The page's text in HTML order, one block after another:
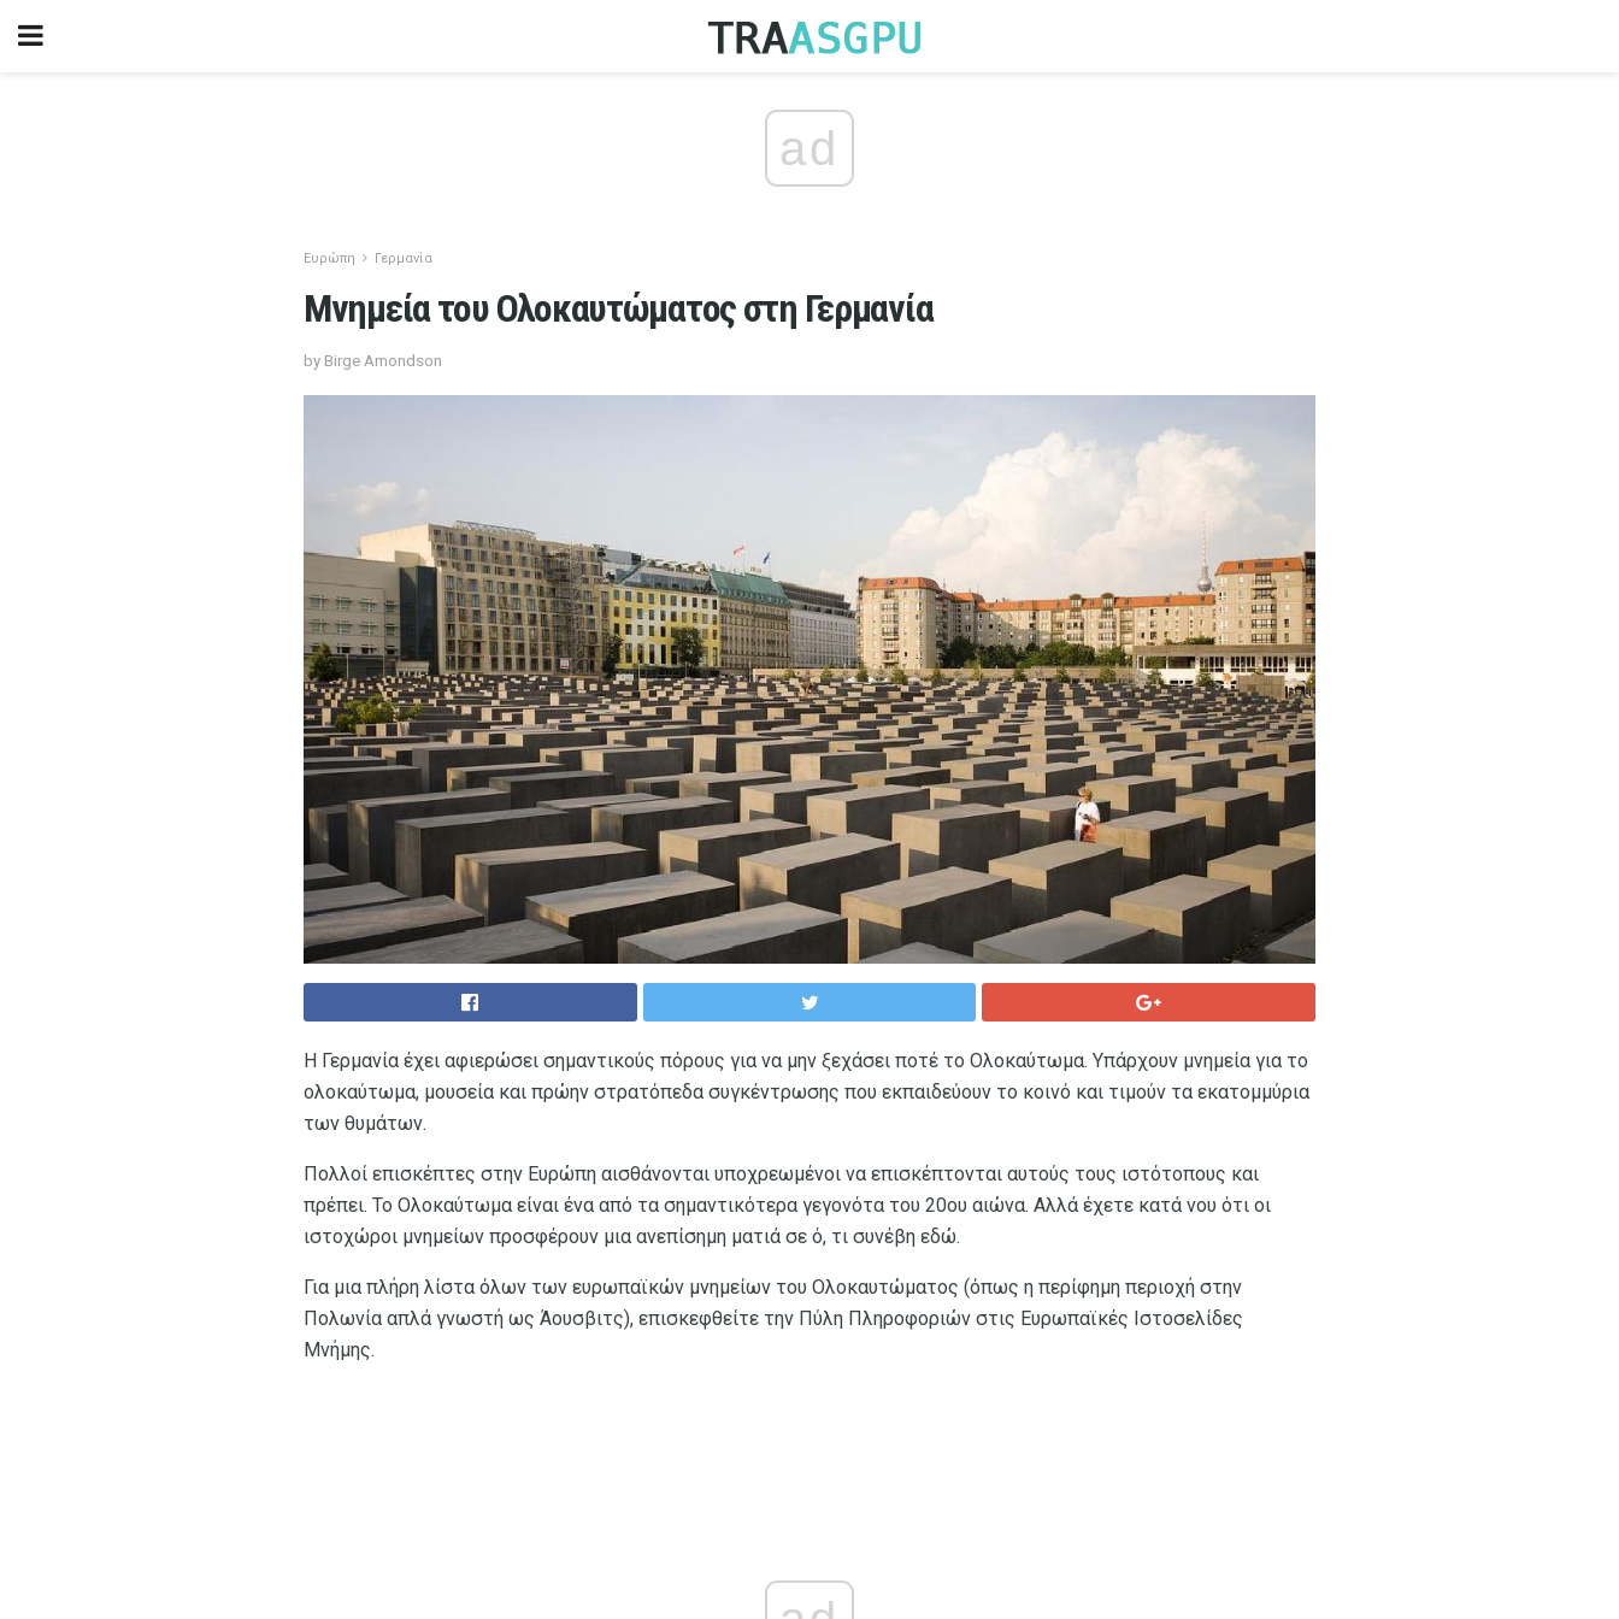
ad
Ευρώπη Γερμανία
Μνημεία του Ολοκαυτώματος στη Γερμανία
by Birge Amondson
Η Γερμανία έχει αφιερώσει σημαντικούς πόρους για να μην ξεχάσει ποτέ το Ολοκαύτωμα. Υπάρχουν μνημεία για το
ολοκαύτωμα, μουσεία και πρώην στρατόπεδα συγκέντρωσης που εκπαιδεύουν το κοινό και τιμούν τα εκατομμύρια
των θυμάτων.
Πολλοί επισκέπτες στην Ευρώπη αισθάνονται υποχρεωμένοι να επισκέπτονται αυτούς τους ιστότοπους και
πρέπει. Το Ολοκαύτωμα είναι ένα από τα σημαντικότερα γεγονότα του 20ου αιώνα. Αλλά έχετε κατά νου ότι οι
ιστοχώροι μνημείων προσφέρουν μια ανεπίσημη ματιά σε ό, τι συνέβη εδώ.
Για μια πλήρη λίστα όλων των ευρωπαϊκών μνημείων του Ολοκαυτώματος (όπως η περίφημη περιοχή στην
Πολωνία απλά γνωστή ως Άουσβιτς), επισκεφθείτε την Πύλη Πληροφοριών στις Ευρωπαϊκές Ιστοσελίδες
Μνήμης.